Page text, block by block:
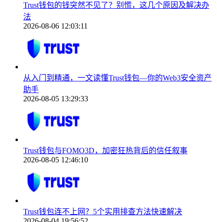
Trust钱包的钱突然不见了？别慌，这几个原因及解决办
法
2026-08-06 12:03:11
从入门到精通，一文读懂Trust钱包—你的Web3安全资产
助手
2026-08-05 13:29:33
Trust钱包与FOMO3D，加密狂热背后的信任叙事
2026-08-05 12:46:10
Trust钱包连不上网？5个实用排查方法快速解决